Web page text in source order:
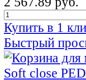
Купить в 1
Быстрый